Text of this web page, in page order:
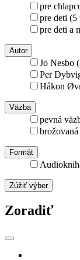
pre
pre deti
pre deti a
Autor
Jo Nesbo
Per
Håkon
Väzba
pevná
Formát
Zúžiť výber
Zoradiť